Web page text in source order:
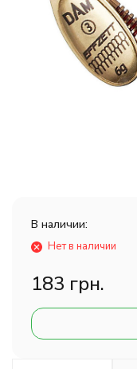
В наличии:
Нет в наличии
183 грн.